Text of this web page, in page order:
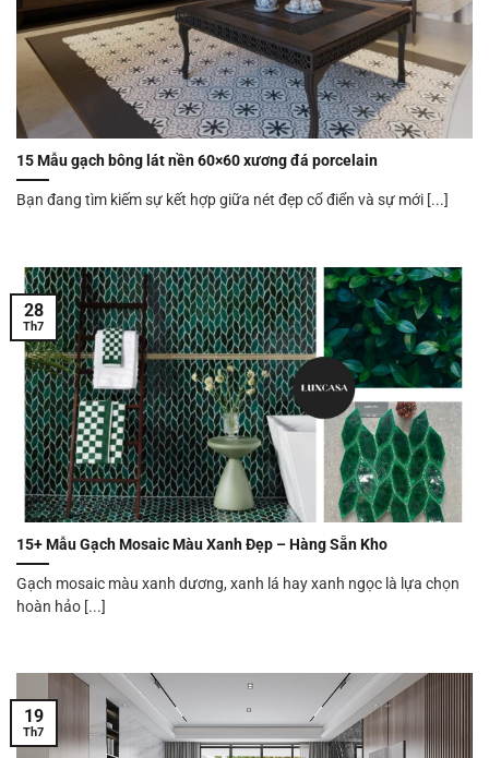
15 Mẫu gạch bông lát nền 60×60 xương đá porcelain
Bạn đang tìm kiếm sự kết hợp giữa nét đẹp cổ điển và sự mới [...]
15+ Mẫu Gạch Mosaic Màu Xanh Đẹp – Hàng Sẵn Kho
Gạch mosaic màu xanh dương, xanh lá hay xanh ngọc là lựa chọn
hoàn hảo [...]
28
Th7
19
Th7